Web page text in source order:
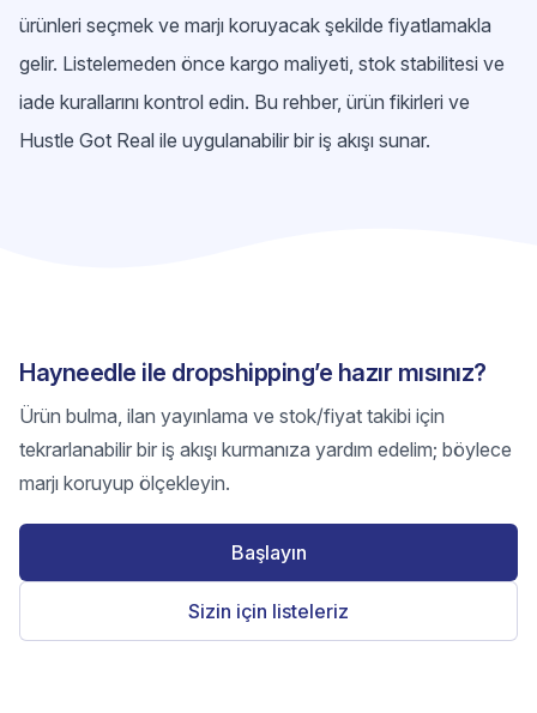
ürünleri seçmek ve marjı koruyacak şekilde fiyatlamakla
gelir. Listelemeden önce kargo maliyeti, stok stabilitesi ve
iade kurallarını kontrol edin. Bu rehber, ürün fikirleri ve
Hustle Got Real ile uygulanabilir bir iş akışı sunar.
Hayneedle ile dropshipping’e hazır mısınız?
Ürün bulma, ilan yayınlama ve stok/fiyat takibi için
tekrarlanabilir bir iş akışı kurmanıza yardım edelim; böylece
marjı koruyup ölçekleyin.
Başlayın
Sizin için listeleriz